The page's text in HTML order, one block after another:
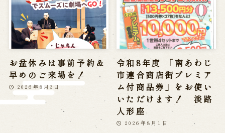
求人情報
※株式会社うずのくに南あわじの求人情報ページへ移動します
関連施設
通販サイトうずのくに
お盆休みは事前予約＆
早めのご来場を！
2026年8月3日
令和8年度 「南あわじ
市連合商店街プレミア
ム付商品券」をお使い
いただけます！ 淡路
人形座
2026年8月1日